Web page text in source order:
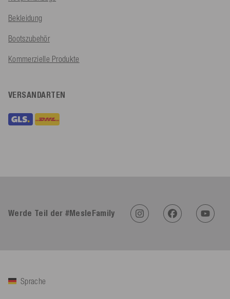
Bekleidung
Bootszubehör
Kommerzielle Produkte
VERSANDARTEN
Werde Teil der #MesleFamily
Sprache